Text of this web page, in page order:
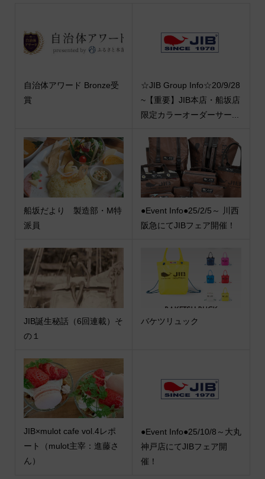
自治体アワード Bronze受
賞
☆JIB Group Info☆20/9/28
~【重要】JIB本店・船坂店
限定カラーオーダーサー...
船坂だより 製造部・M特
派員
●Event Info●25/2/5～ 川西
阪急にてJIBフェア開催！
JIB誕生秘話（6回連載）そ
の１
バケツリュック
JIB×mulot cafe vol.4レポ
ート（mulot主宰：進藤さ
ん）
●Event Info●25/10/8～大丸
神戸店にてJIBフェア開
催！